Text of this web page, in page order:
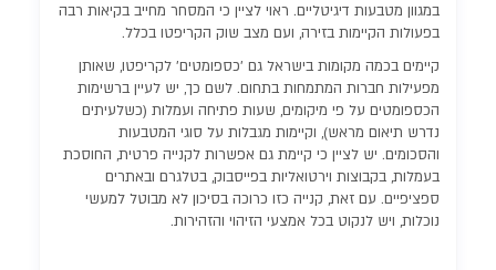
במגוון מטבעות דיגיטליים. ראוי לציין כי המסחר מחייב בקיאות רבה
בפעולות הקיימות בזירה, ועם מצב שוק הקריפטו בכלל.
קיימים בכמה מקומות בישראל גם 'כספומטים' לקריפטו, שאותן
מפעילות חברות המתמחות בתחום. לשם כך, יש לעיין ברשימות
הכספומטים על פי מיקומים, שעות פתיחה ועמלות (כשלעיתים
נדרש תיאום מראש), וקיימות מגבלות על סוגי המטבעות
והסכומים. יש לציין כי קיימת גם אפשרות לקנייה פרטית, החוסכת
בעמלות, בקבוצות וירטואליות בפייסבוק, בטלגרם ובאתרים
ספציפיים. עם זאת, קנייה כזו כרוכה בסיכון לא מבוטל למעשי
נוכלות, ויש לנקוט בכל אמצעי הזיהוי והזהירות.